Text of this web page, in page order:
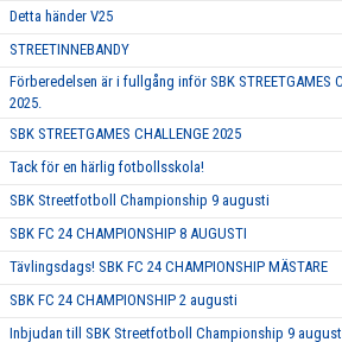
Detta händer V25
STREETINNEBANDY
Förberedelsen är i fullgång inför SBK STREETGAMES
2025.
SBK STREETGAMES CHALLENGE 2025
Tack för en härlig fotbollsskola!
SBK Streetfotboll Championship 9 augusti
SBK FC 24 CHAMPIONSHIP 8 AUGUSTI
Tävlingsdags! SBK FC 24 CHAMPIONSHIP MÄSTARE
SBK FC 24 CHAMPIONSHIP 2 augusti
Inbjudan till SBK Streetfotboll Championship 9